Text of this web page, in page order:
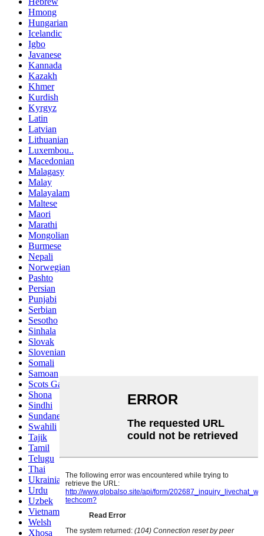
Hmong
Hungarian
Icelandic
Igbo
Javanese
Kannada
Kazakh
Khmer
Kurdish
Kyrgyz
Latin
Latvian
Lithuanian
Luxembou..
Macedonian
Malagasy
Malay
Malayalam
Maltese
Maori
Marathi
Mongolian
Burmese
Nepali
Norwegian
Pashto
Persian
Punjabi
Serbian
Sesotho
Sinhala
Slovak
Slovenian
Somali
Samoan
Scots Gaelic
Shona
Sindhi
Sundanese
Swahili
Tajik
Tamil
Telugu
Thai
Ukrainian
Urdu
Uzbek
Vietnamese
Welsh
Xhosa